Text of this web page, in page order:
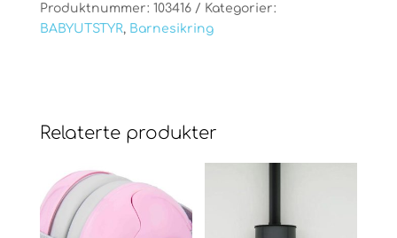
Produktnummer: 103416
Kategorier:
BABYUTSTYR, Barnesikring
Relaterte produkter